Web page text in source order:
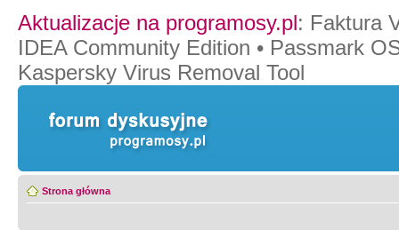
Aktualizacje na programosy.pl: Faktura
IDEA Community Edition • Passmark
Kaspersky Virus Removal Tool
Strona główna